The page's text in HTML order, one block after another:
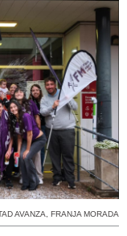
AVANZA, FRANJA MORADA